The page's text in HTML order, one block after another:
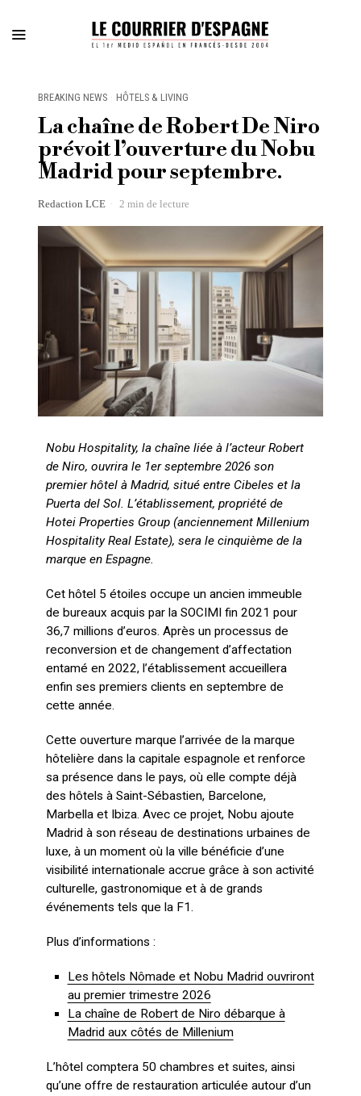
BREAKING NEWS · HÔTELS & LIVING
La chaîne de Robert De Niro
prévoit l’ouverture du Nobu
Madrid pour septembre.
Redaction LCE 2 min de lecture
Nobu Hospitality, la chaîne liée à l’acteur Robert
de Niro, ouvrira le 1er septembre 2026 son
premier hôtel à Madrid, situé entre Cibeles et la
Puerta del Sol. L’établissement, propriété de
Hotei Properties Group (anciennement Millenium
Hospitality Real Estate), sera le cinquième de la
marque en Espagne.
Cet hôtel 5 étoiles occupe un ancien immeuble
de bureaux acquis par la SOCIMI fin 2021 pour
36,7 millions d’euros. Après un processus de
reconversion et de changement d’affectation
entamé en 2022, l’établissement accueillera
enfin ses premiers clients en septembre de
cette année.
Cette ouverture marque l’arrivée de la marque
hôtelière dans la capitale espagnole et renforce
sa présence dans le pays, où elle compte déjà
des hôtels à Saint-Sébastien, Barcelone,
Marbella et Ibiza. Avec ce projet, Nobu ajoute
Madrid à son réseau de destinations urbaines de
luxe, à un moment où la ville bénéficie d’une
visibilité internationale accrue grâce à son activité
culturelle, gastronomique et à de grands
événements tels que la F1.
Plus d’informations :
Les hôtels Nômade et Nobu Madrid ouvriront
au premier trimestre 2026
La chaîne de Robert de Niro débarque à
Madrid aux côtés de Millenium
L’hôtel comptera 50 chambres et suites, ainsi
qu’une offre de restauration articulée autour d’un